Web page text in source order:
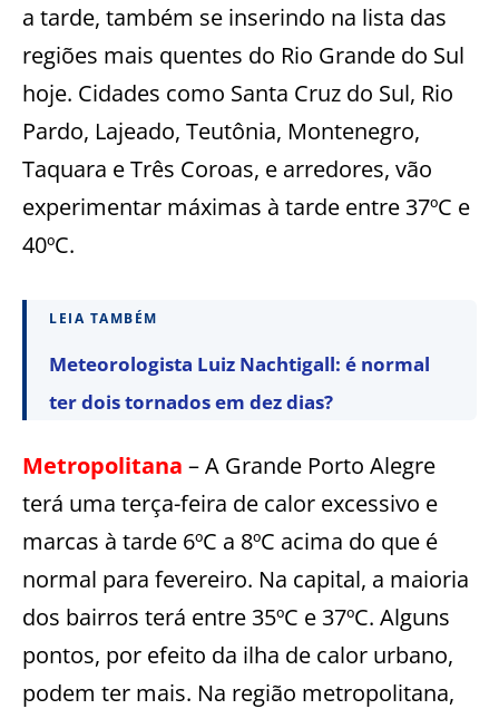
a tarde, também se inserindo na lista das
regiões mais quentes do Rio Grande do Sul
hoje. Cidades como Santa Cruz do Sul, Rio
Pardo, Lajeado, Teutônia, Montenegro,
Taquara e Três Coroas, e arredores, vão
experimentar máximas à tarde entre 37ºC e
40ºC.
LEIA TAMBÉM
Meteorologista Luiz Nachtigall: é normal
ter dois tornados em dez dias?
Metropolitana – A Grande Porto Alegre
terá uma terça-feira de calor excessivo e
marcas à tarde 6ºC a 8ºC acima do que é
normal para fevereiro. Na capital, a maioria
dos bairros terá entre 35ºC e 37ºC. Alguns
pontos, por efeito da ilha de calor urbano,
podem ter mais. Na região metropolitana,